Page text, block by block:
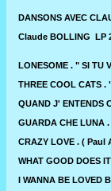
DANSONS AVEC
Claude BOLLING LP
LONESOME . " SI TU
THREE COOL CATS
QUAND J' ENTENDS
GUARDA CHE LUNA
CRAZY LOVE . (
WHAT GOOD DOES
I WANNA BE LOVED